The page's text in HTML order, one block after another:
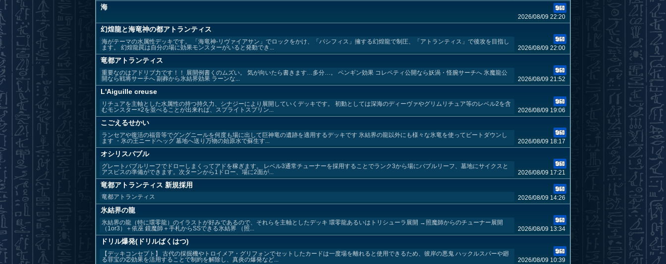
海
2026/08/09 22:20
幻煌龍と海竜神の都アトランティス
海がテーマの水属性デッキです。 「海竜神‐リヴァイアサン」でロックをかけ、「パシフィス」擁する幻煌龍で制圧、「アトランティス」で後攻を目指し
ます。 幻煌龍罠は自分の場に効果モンスターがいると発動でき...
2026/08/09 22:00
竜都アトランティス
重要なのはアドリブ力です！！ 展開例書くのムズい。 気が向いたら書きます…多分…。 ペンギン効果 コレペティ公開なら妖渦・怪腕サーチへ 氷魔龍公
開なら戦将サーチへ 副葬から氷結界効果 ラーンな...
2026/08/09 21:52
L'Aiguille creuse
リチュアを主軸とした水属性の持つ持久力、シナジーにより展開していくデッキです。 初動としては深海のディーヴァやグリムリチュア等のレベル2を含
むモンスター×2を並べることが出来れば、スプライトスプリン...
2026/08/09 19:06
こごえるせかい
ランセアや復活の福音等でグングニールを何度も場に出して巨神竜の遺跡を適用するデッキです 氷結界の龍以外にも様々な氷竜を使ってビートダウンし
ます ・氷の王ニードヘッグ 墓地へ送り万物の始原水で蘇生す...
2026/08/09 18:17
オシリスバブル
グレートバブルリーフでドローしまくってアドを稼ぎます。 レベル3通常チューナーを採用することでランク3から場にバブルリーフ、墓地にサイクスと
アスピスの準備ができます。次ターンから1ドロー、場に2面が...
2026/08/09 17:21
竜都アトランティス 新規採用
竜都アトランティス 2026/08/09 14:26
氷結界の龍
氷結界の龍（特に環零龍）のイラストが好みであるので、それらを主軸としたデッキ 環零龍あるいはトリシューラ展開 →照魔師からのチューナー展開
（1or3）＋依巫 鏡魔師＋手札からSSできる氷結界 （照...
2026/08/09 13:34
ドリル爆発(ドリルばくはつ)
【デッキコンセプト】 古代の採掘機やトロイメア・グリフォンでセットしたカードは一度場を離れると使用できるため、彼岸の悪鬼 ハックルスパーや廻
る罪宝の②効果を活用することで制約を解除し、真炎の爆発など...
2026/08/09 10:39